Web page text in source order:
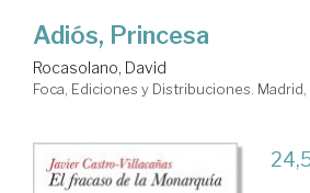
Adiós, Princesa
Rocasolano, David
Foca, Ediciones y Distribuciones. Madrid,